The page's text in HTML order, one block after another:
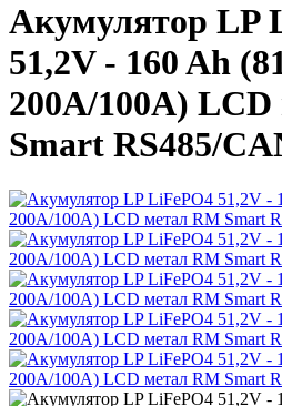
Акумулятор LP
51,2V - 160 Ah
200A/100А)
Smart RS485/